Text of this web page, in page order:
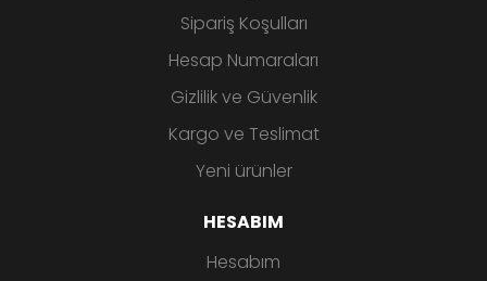
Sipariş Koşulları
Hesap Numaraları
Gizlilik ve Güvenlik
Kargo ve Teslimat
Yeni ürünler
HESABIM
Hesabım